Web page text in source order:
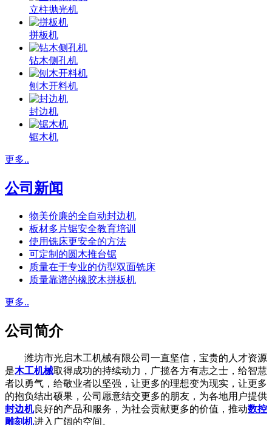
立柱抛光机
拼板机
钻木侧孔机
刨木开料机
封边机
锯木机
更多..
公司新闻
物美价廉的全自动封边机
板材多片锯安全教育培训
使用铣床更安全的方法
可定制的圆木推台锯
质量在于专业的仿型双面铣床
质量靠谱的橡胶木拼板机
更多..
公司简介
潍坊市光启木工机械有限公司一直坚信，宝贵的人才资源
是木工机械取得成功的持续动力，广揽各方有志之士，给智慧
者以勇气，给敬业者以坚强，让更多的理想变为现实，让更多
的抱负结出硕果，公司愿意结交更多的朋友，为各地用户提供
封边机良好的产品和服务，为社会贡献更多的价值，推动数控
雕刻机进入广阔的空间。